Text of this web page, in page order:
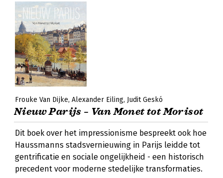
Frouke Van Dijke Alexander Eiling Judit Geskó
Nieuw Parijs – Van Monet tot Morisot
Dit boek over het impressionisme bespreekt ook hoe
Haussmanns stadsvernieuwing in Parijs leidde tot
gentrificatie en sociale ongelijkheid - een historisch
precedent voor moderne stedelijke transformaties.